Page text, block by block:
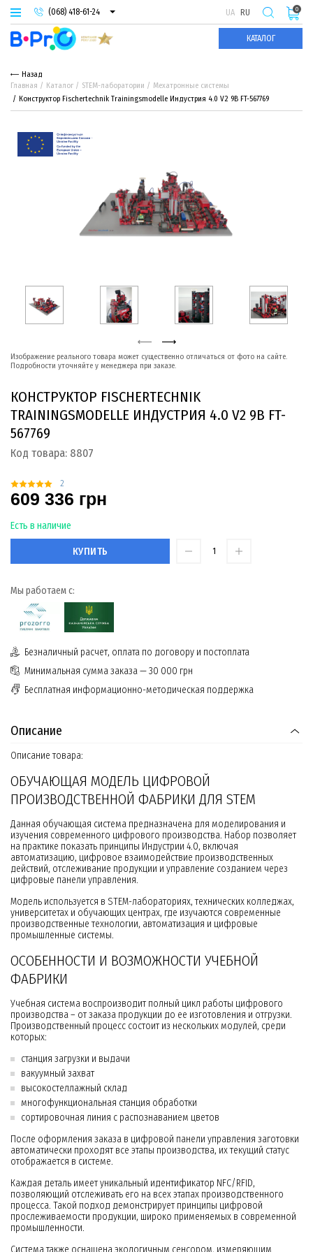
(068) 418-61-24
(093) 974-66-94
(095) 987-29-55
UA RU
КАТАЛОГ
0
Назад
Главная
Каталог STEM-лаборатории
Мехатронные системы
Конструктор Fisсhertechnik Trainingsmodelle Индустрия 4.0 V2 9В FT-567769
Изображение реального товара может существенно отличаться от фото на сайте.
Подробности уточняйте у менеджера при заказе.
КОНСТРУКТОР FISСHERTECHNIK
TRAININGSMODELLE ИНДУСТРИЯ 4.0 V2 9В FT-
567769
Код товара: 8807
2
609 336 грн
Есть в наличие
КУПИТЬ
Мы работаем с:
Безналичный расчет, оплата по договору и постоплата
Минимальная сумма заказа — 30 000 грн
Бесплатная информационно-методическая поддержка
Описание
Описание товара:
ОБУЧАЮЩАЯ МОДЕЛЬ ЦИФРОВОЙ
ПРОИЗВОДСТВЕННОЙ ФАБРИКИ ДЛЯ STEM
Данная обучающая система предназначена для моделирования и
изучения современного цифрового производства. Набор позволяет
на практике показать принципы Индустрии 4.0, включая
автоматизацию, цифровое взаимодействие производственных
действий, отслеживание продукции и управление созданием через
цифровые панели управления.
Модель используется в STEM-лабораториях, технических колледжах,
университетах и ​​обучающих центрах, где изучаются современные
производственные технологии, автоматизация и цифровые
промышленные системы.
ОСОБЕННОСТИ И ВОЗМОЖНОСТИ УЧЕБНОЙ
ФАБРИКИ
Учебная система воспроизводит полный цикл работы цифрового
производства – от заказа продукции до ее изготовления и отгрузки.
Производственный процесс состоит из нескольких модулей, среди
которых:
станция загрузки и выдачи
вакуумный захват
высокостеллажный склад
многофункциональная станция обработки
сортировочная линия с распознаванием цветов
После оформления заказа в цифровой панели управления заготовки
автоматически проходят все этапы производства, их текущий статус
отображается в системе.
Каждая деталь имеет уникальный идентификатор NFC/RFID,
позволяющий отслеживать его на всех этапах производственного
процесса. Такой подход демонстрирует принципы цифровой
прослеживаемости продукции, широко применяемых в современной
промышленности.